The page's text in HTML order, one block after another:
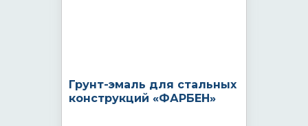
Грунт-эмаль для стальных
конструкций «ФАРБЕН»